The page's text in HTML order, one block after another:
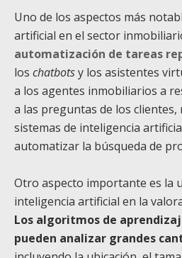
Uno de los aspectos más
artificial en el sector
automatización de tareas
los chatbotsy los asistentes
a los agentes inmobiliarios a
a las preguntas de los clientes,
sistemas de inteligencia
automatizar la búsqueda de
Otro aspecto importante es la
inteligencia artificial en la
Los algoritmos de
pueden analizar grandes